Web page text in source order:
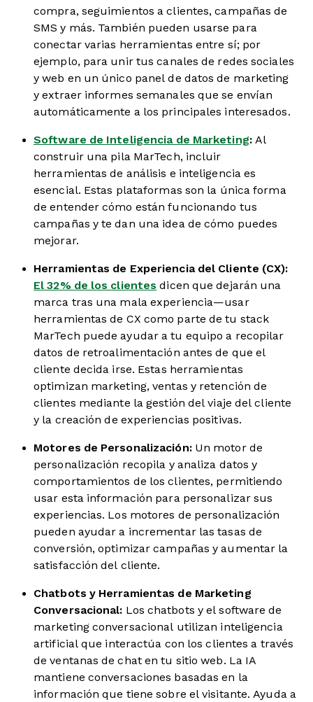
compra, seguimientos a clientes, campañas de
SMS y más. También pueden usarse para
conectar varias herramientas entre sí; por
ejemplo, para unir tus canales de redes sociales
y web en un único panel de datos de marketing
y extraer informes semanales que se envían
automáticamente a los principales interesados.
Software de Inteligencia de Marketing:Al
construir una pila MarTech, incluir
herramientas de análisis e inteligencia es
esencial. Estas plataformas son la única forma
de entender cómo están funcionando tus
campañas y te dan una idea de cómo puedes
mejorar.
Herramientas de Experiencia del Cliente (CX):
El 32% de los clientes dicen que dejarán una
marca tras una mala experiencia—usar
herramientas de CX como parte de tu stack
MarTech puede ayudar a tu equipo a recopilar
datos de retroalimentación antes de que el
cliente decida irse. Estas herramientas
optimizan marketing, ventas y retención de
clientes mediante la gestión del viaje del cliente
y la creación de experiencias positivas.
Motores de Personalización:Un motor de
personalización recopila y analiza datos y
comportamientos de los clientes, permitiendo
usar esta información para personalizar sus
experiencias. Los motores de personalización
pueden ayudar a incrementar las tasas de
conversión, optimizar campañas y aumentar la
satisfacción del cliente.
Chatbots y Herramientas de Marketing
Conversacional: Los chatbots y el software de
marketing conversacional utilizan inteligencia
artificial que interactúa con los clientes a través
de ventanas de chat en tu sitio web. La IA
mantiene conversaciones basadas en la
información que tiene sobre el visitante. Ayuda a